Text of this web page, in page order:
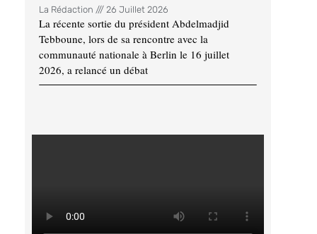
La Rédaction 26 Juillet 2026
La récente sortie du président Abdelmadjid
Tebboune, lors de sa rencontre avec la
communauté nationale à Berlin le 16 juillet
2026, a relancé un débat